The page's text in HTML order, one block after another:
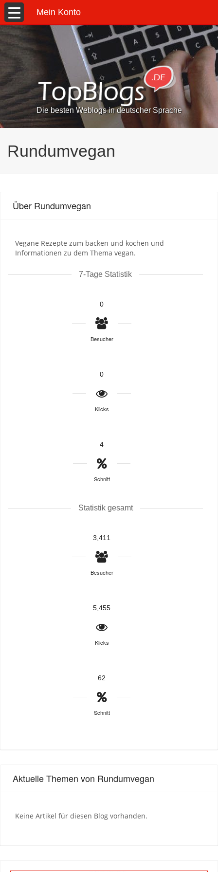
Mein Konto
Die besten Weblogs in deutscher Sprache
Rundumvegan
Über Rundumvegan
Vegane Rezepte zum backen und kochen und
Informationen zu dem Thema vegan.
7-Tage Statistik
0
Besucher
0
Klicks
4
Schnitt
Statistik gesamt
3,411
Besucher
5,455
Klicks
62
Schnitt
Aktuelle Themen von Rundumvegan
Keine Artikel für diesen Blog vorhanden.